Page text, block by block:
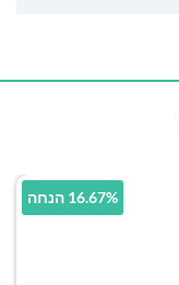
16.67% הנחה